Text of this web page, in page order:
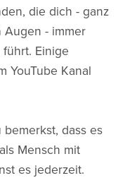
die dich - ganz
- immer
Einige
YouTube Kanal
dass es
Mensch mit
es jederzeit.